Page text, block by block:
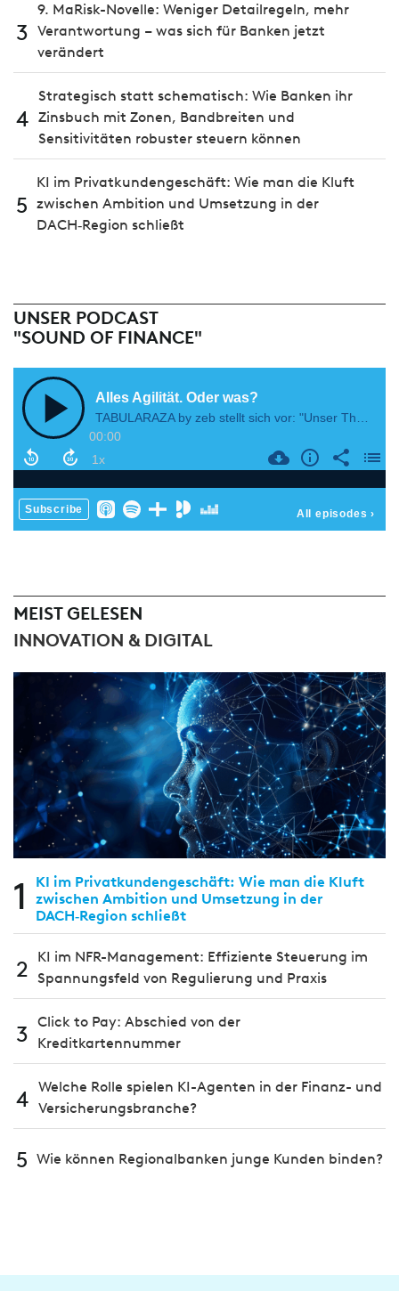
3
9. MaRisk-Novelle: Weniger Detailregeln, mehr
Verantwortung – was sich für Banken jetzt
verändert
4
Strategisch statt schematisch: Wie Banken ihr
Zinsbuch mit Zonen, Bandbreiten und
Sensitivitäten robuster steuern können
5
KI im Privatkundengeschäft: Wie man die Kluft
zwischen Ambition und Umsetzung in der
DACH‑Region schließt
UNSER PODCAST
"SOUND OF FINANCE"
MEIST GELESEN
INNOVATION & DIGITAL
1
KI im Privatkundengeschäft: Wie man die Kluft
zwischen Ambition und Umsetzung in der
DACH‑Region schließt
2
KI im NFR-Management: Effiziente Steuerung im
Spannungsfeld von Regulierung und Praxis
3 Click to Pay: Abschied von der
Kreditkartennummer
4 Welche Rolle spielen KI-Agenten in der Finanz- und
Versicherungsbranche?
5 Wie können Regionalbanken junge Kunden binden?